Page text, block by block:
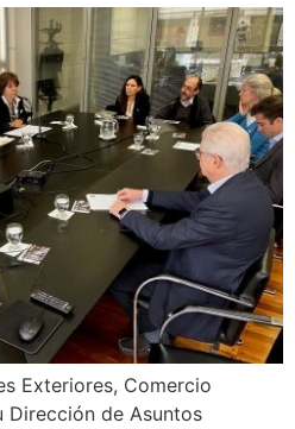
Exteriores, Comercio
Dirección de Asuntos